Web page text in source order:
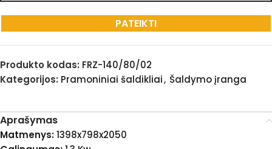
Produkto kodas: FRZ-140/80/02
Kategorijos: Pramoniniai šaldikliai, Šaldymo įranga
Aprašymas
Matmenys:1398x798x2050